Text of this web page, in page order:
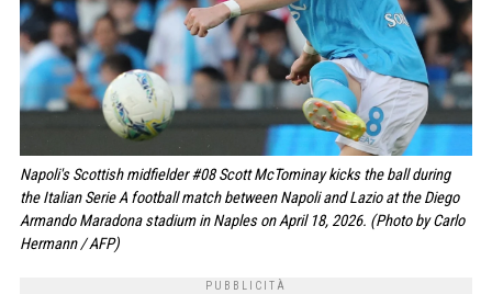
Napoli's Scottish midfielder #08 Scott McTominay kicks the ball during
the Italian Serie A football match between Napoli and Lazio at the Diego
Armando Maradona stadium in Naples on April 18, 2026. (Photo by Carlo
Hermann / AFP)